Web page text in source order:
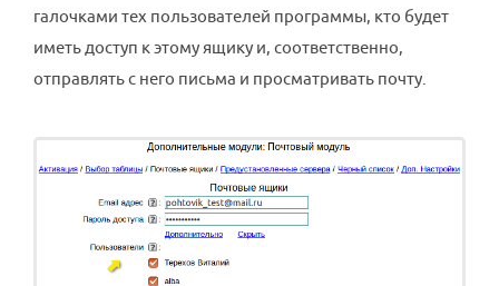
галочками тех пользователей программы, кто будет
иметь доступ к этому ящику и, соответственно,
отправлять с него письма и просматривать почту.